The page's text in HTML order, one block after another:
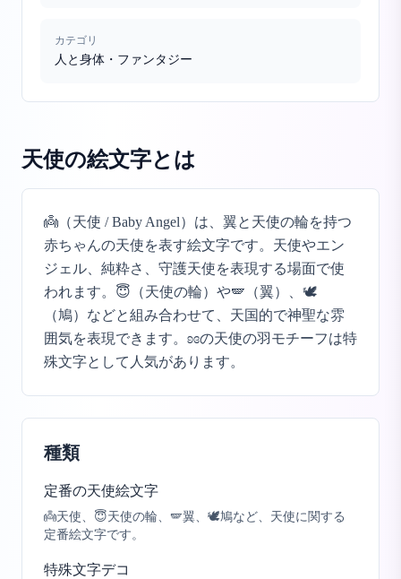
カテゴリ
人と身体・ファンタジー
天使の絵文字とは
👼（天使 / Baby Angel）は、翼と天使の輪を持つ
赤ちゃんの天使を表す絵文字です。天使やエン
ジェル、純粋さ、守護天使を表現する場面で使
われます。😇（天使の輪）や🪽（翼）、🕊️
（鳩）などと組み合わせて、天国的で神聖な雰
囲気を表現できます。ʚɞの天使の羽モチーフは特
殊文字として人気があります。
種類
定番の天使絵文字
👼天使、😇天使の輪、🪽翼、🕊️鳩など、天使に関する
定番絵文字です。
特殊文字デコ